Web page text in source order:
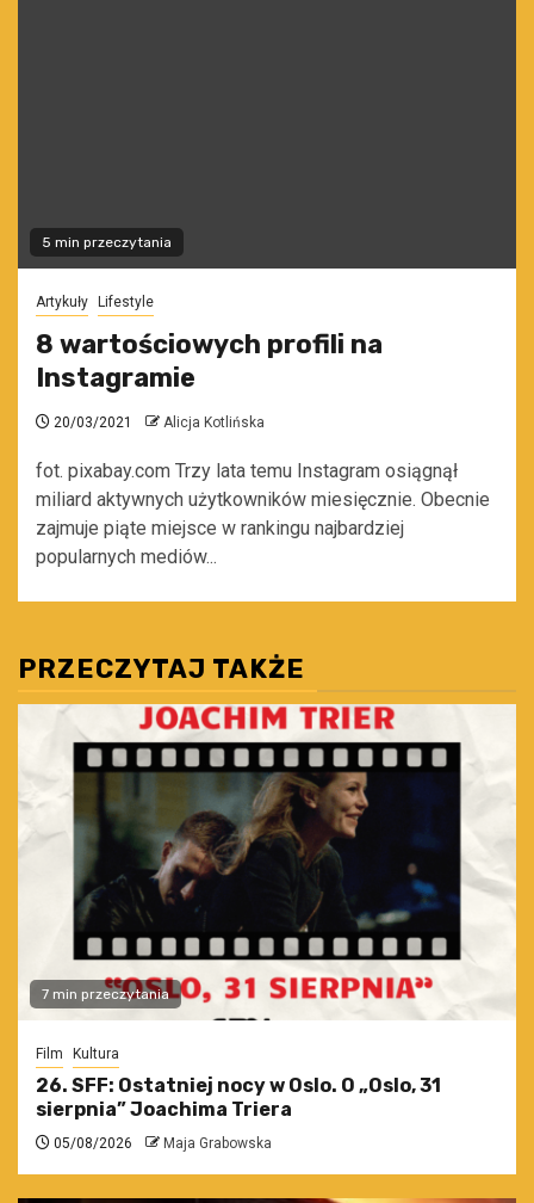
5 min przeczytania
Artykuły Lifestyle
8 wartościowych profili na
Instagramie
20/03/2021 Alicja Kotlińska
fot. pixabay.com Trzy lata temu Instagram osiągnął
miliard aktywnych użytkowników miesięcznie. Obecnie
zajmuje piąte miejsce w rankingu najbardziej
popularnych mediów...
PRZECZYTAJ TAKŻE
7 min przeczytania
Film Kultura
26. SFF: Ostatniej nocy w Oslo. O „Oslo, 31
sierpnia” Joachima Triera
05/08/2026 Maja Grabowska